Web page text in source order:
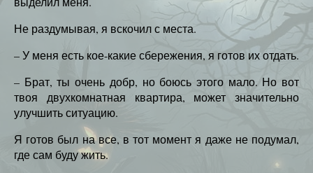
Не раздумывая, я вскочил с места.
– У меня есть кое-какие сбережения, я готов их отдать.
– Брат, ты очень добр, но боюсь этого мало. Но вот
твоя двухкомнатная квартира, может значительно
улучшить ситуацию.
Я готов был на все, в тот момент я даже не подумал,
где сам буду жить.